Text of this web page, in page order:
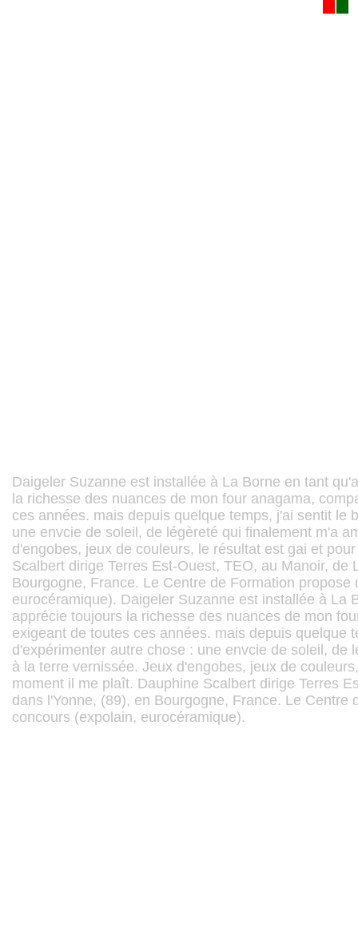
Daigeler Suzanne est installée à La Borne en tant
la richesse des nuances de mon four anagama,
ces années. mais depuis quelque temps, j'ai sentit le
une envcie de soleil, de légèreté qui finalement m'a
d'engobes, jeux de couleurs, le résultat est gai et
Scalbert dirige Terres Est-Ouest, TEO, au Manoir, de
Bourgogne, France. Le Centre de Formation propose
eurocéramique). Daigeler Suzanne est installée à La
apprécie toujours la richesse des nuances de mon
exigeant de toutes ces années. mais depuis quelque
d'expérimenter autre chose : une envcie de soleil, de
à la terre vernissée. Jeux d'engobes, jeux de
moment il me plaît. Dauphine Scalbert dirige Terres
dans l'Yonne, (89), en Bourgogne, France. Le Centre
concours (expolain, eurocéramique).